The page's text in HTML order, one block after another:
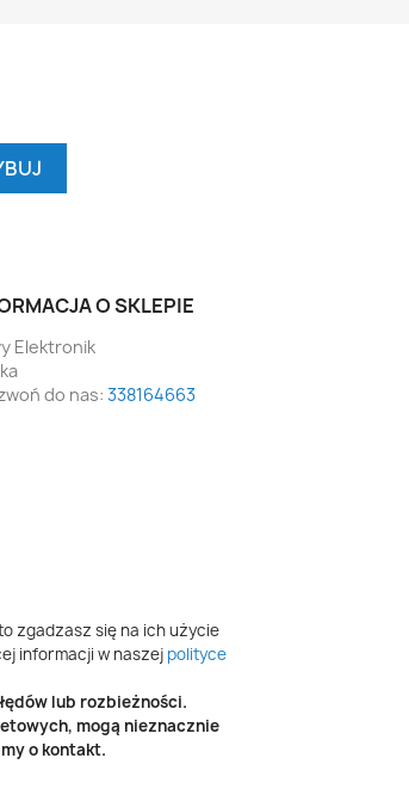
O SKLEPIE
Elektronik
do nas: 338164663
zgadzasz się na ich użycie
informacji w naszej polityce
lub rozbieżności.
mogą nieznacznie
o kontakt.